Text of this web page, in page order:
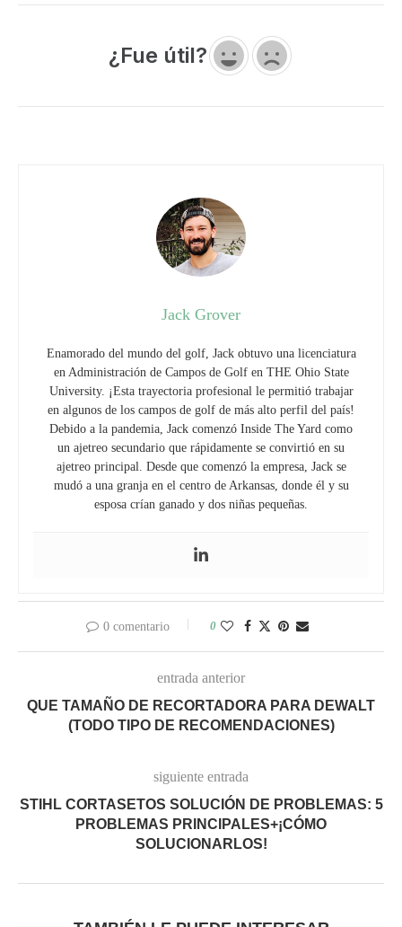
¿Fue útil?
Jack Grover
Enamorado del mundo del golf, Jack obtuvo una licenciatura
en Administración de Campos de Golf en THE Ohio State
University. ¡Esta trayectoria profesional le permitió trabajar
en algunos de los campos de golf de más alto perfil del país!
Debido a la pandemia, Jack comenzó Inside The Yard como
un ajetreo secundario que rápidamente se convirtió en su
ajetreo principal. Desde que comenzó la empresa, Jack se
mudó a una granja en el centro de Arkansas, donde él y su
esposa crían ganado y dos niñas pequeñas.
0 comentario 0
entrada anterior
QUE TAMAÑO DE RECORTADORA PARA DEWALT
(TODO TIPO DE RECOMENDACIONES)
siguiente entrada
STIHL CORTASETOS SOLUCIÓN DE PROBLEMAS: 5
PROBLEMAS PRINCIPALES+¡CÓMO
SOLUCIONARLOS!